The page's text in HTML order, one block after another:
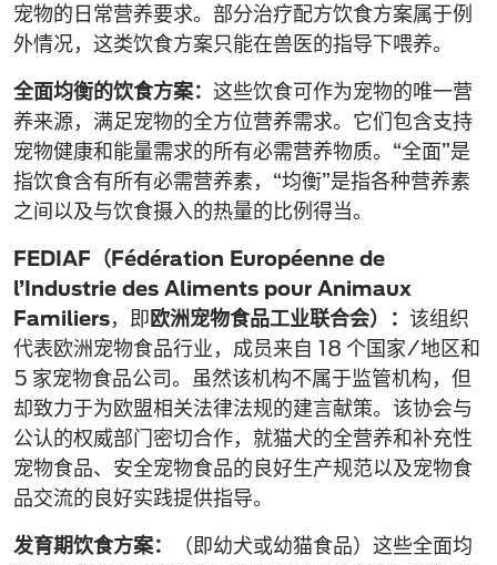
宠物的日常营养要求。部分治疗配方饮食方案属于例
外情况，这类饮食方案只能在兽医的指导下喂养。
全面均衡的饮食方案： 这些饮食可作为宠物的唯一营
养来源，满足宠物的全方位营养需求。它们包含支持
宠物健康和能量需求的所有必需营养物质。“全面”是
指饮食含有所有必需营养素，“均衡”是指各种营养素
之间以及与饮食摄入的热量的比例得当。
FEDIAF（Fédération Européenne de
l’Industrie des Aliments pour Animaux
Familiers，即欧洲宠物食品工业联合会）： 该组织
代表欧洲宠物食品行业，成员来自 18 个国家/地区和
5 家宠物食品公司。虽然该机构不属于监管机构，但
却致力于为欧盟相关法律法规的建言献策。该协会与
公认的权威部门密切合作，就猫犬的全营养和补充性
宠物食品、安全宠物食品的良好生产规范以及宠物食
品交流的良好实践提供指导。
发育期饮食方案：
（即幼犬或幼猫食品）这些全面均